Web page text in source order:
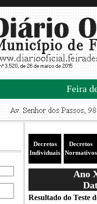
Feira
Decretos
Individuais
Decretos
Normativos
Ano
Resultado do Teste